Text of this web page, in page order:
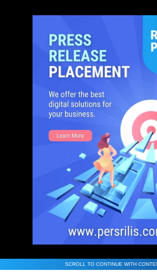
SCROLL TO CONTINUE WITH